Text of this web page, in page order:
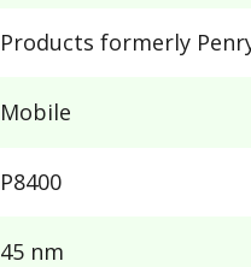
Products formerly
Mobile
P8400
45 nm